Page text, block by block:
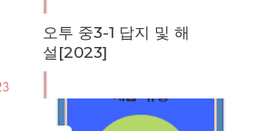
오투 중3-1 답지 및 해
설[2023]